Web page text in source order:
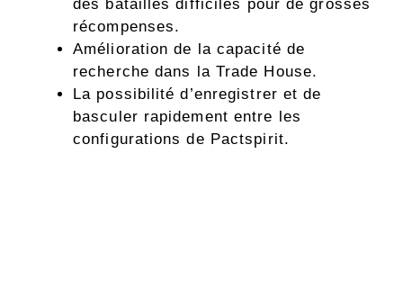
des batailles difficiles pour de grosses
récompenses.
Amélioration de la capacité de
recherche dans la Trade House.
La possibilité d’enregistrer et de
basculer rapidement entre les
configurations de Pactspirit.